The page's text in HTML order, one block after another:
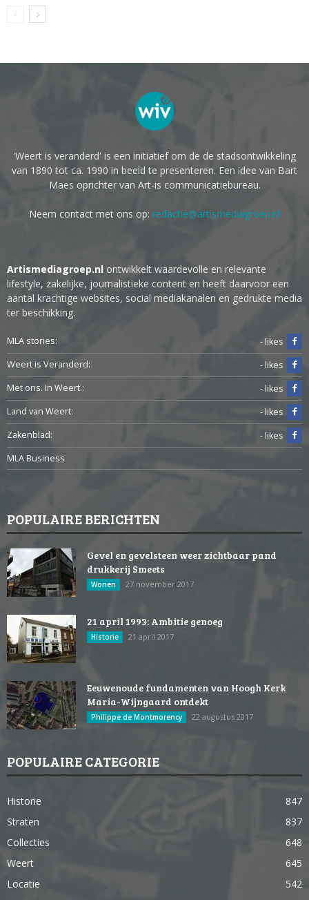
'Weert is veranderd' is een initiatief om de de stadsontwikkeling
van 1890 tot ca. 1990 in beeld te presenteren. Een idee van Bart
Maes oprichter van Art-is communicatiebureau.
Neem contact met ons op: redactie@artismediagroep.nl
Artismediagroep.nl ontwikkelt waardevolle en relevante
lifestyle, zakelijke, journalistieke content en heeft daarvoor een
aantal krachtige websites, social mediakanalen en gedrukte media
ter beschikking.
MLA stories:
- likes
Weert is Veranderd:
- likes
Met ons. In Weert.:
- likes
Land van Weert:
- likes
Zakenblad:
- likes
MLA Business
POPULAIRE BERICHTEN
Gevel en gevelsteen weer zichtbaar pand
drukkerij Smeets
Wonen 27 november 2017
21 april 1993: Ambitie genoeg
Historie 21 april 2017
Eeuwenoude fundamenten van Hoogh Kerk
Maria-Wijngaard ontdekt
Philippe de Montmorency 22 augustus 2017
POPULAIRE CATEGORIE
Historie
847
Straten
837
Collecties
648
Weert
645
Locatie
542